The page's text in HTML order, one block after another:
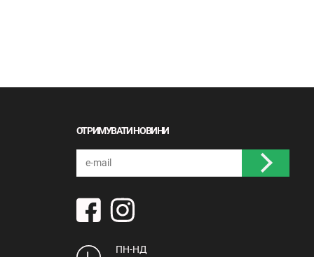
ОТРИМУВАТИ НОВИНИ
ПН-НД